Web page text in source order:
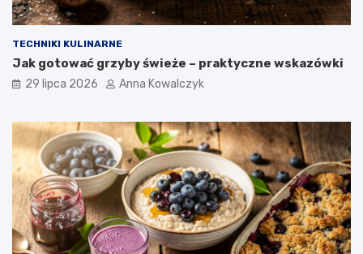
TECHNIKI KULINARNE
Jak gotować grzyby świeże – praktyczne wskazówki
29 lipca 2026 Anna Kowalczyk